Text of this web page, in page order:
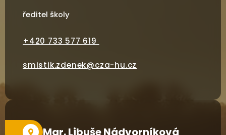
ředitel školy
+420 733 577 619
smistik.zdenek@cza-hu.cz
Mgr. Libuše Nádvorníková